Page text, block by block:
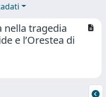
nella tragedia
e l’Orestea di